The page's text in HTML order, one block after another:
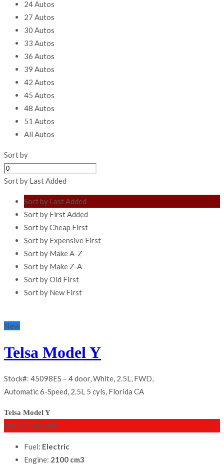
24 Autos
27 Autos
30 Autos
33 Autos
36 Autos
39 Autos
42 Autos
45 Autos
48 Autos
51 Autos
All Autos
Sort by
Sort by Last Added
Sort by Last Added
Sort by First Added
Sort by Cheap First
Sort by Expensive First
Sort by Make A-Z
Sort by Make Z-A
Sort by Old First
Sort by New First
New
Telsa Model Y
Stock#: 45098ES – 4 door, White, 2.5L, FWD,
Automatic 6-Speed, 2.5L 5 cyls, Florida CA
Telsa Model Y
PREÇO: $85,000
Fuel: Electric
Engine: 2100 cm3